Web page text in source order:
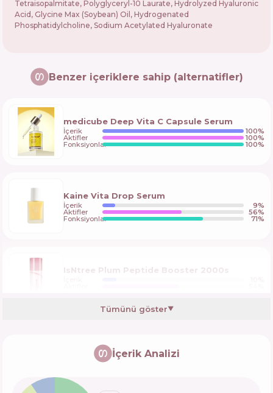
Tetraisopalmitate, Polyglyceryl-10 Laurate, Hydrolyzed Hyaluronic
Acid, Glycine Max (Soybean) Oil, Hydrogenated
Phosphatidylcholine, Sodium Acetylated Hyaluronate
Benzer içeriklere sahip (alternatifler)
medicube Deep Vita C Capsule Serum
İçerik 100%
Aktifler 100%
Fonksiyonlar 100%
Kaine Vita Drop Serum
İçerik 9%
Aktifler 56%
Fonksiyonlar 71%
IsNtree Plum Peptide Booster 2000s
Lalarecipe Yuzu Vita-C Ampoule
Tümünü göster▼
İçerik Analizi